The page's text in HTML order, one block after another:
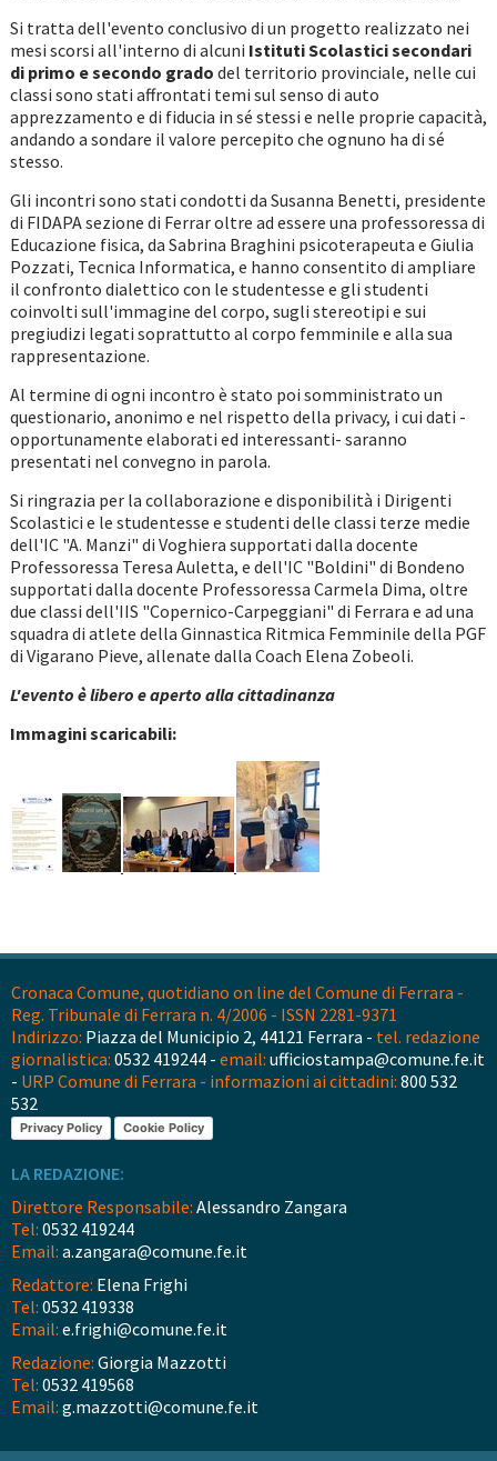
Si tratta dell'evento conclusivo di un progetto realizzato nei
mesi scorsi all'interno di alcuni Istituti Scolastici secondari
di primo e secondo grado del territorio provinciale, nelle cui
classi sono stati affrontati temi sul senso di auto
apprezzamento e di fiducia in sé stessi e nelle proprie capacità,
andando a sondare il valore percepito che ognuno ha di sé
stesso.
Gli incontri sono stati condotti da Susanna Benetti, presidente
di FIDAPA sezione di Ferrar oltre ad essere una professoressa di
Educazione fisica, da Sabrina Braghini psicoterapeuta e Giulia
Pozzati, Tecnica Informatica, e hanno consentito di ampliare
il confronto dialettico con le studentesse e gli studenti
coinvolti sull'immagine del corpo, sugli stereotipi e sui
pregiudizi legati soprattutto al corpo femminile e alla sua
rappresentazione.
Al termine di ogni incontro è stato poi somministrato un
questionario, anonimo e nel rispetto della privacy, i cui dati -
opportunamente elaborati ed interessanti- saranno
presentati nel convegno in parola.
Si ringrazia per la collaborazione e disponibilità i Dirigenti
Scolastici e le studentesse e studenti delle classi terze medie
dell'IC "A. Manzi" di Voghiera supportati dalla docente
Professoressa Teresa Auletta, e dell'IC "Boldini" di Bondeno
supportati dalla docente Professoressa Carmela Dima, oltre
due classi dell'IIS "Copernico-Carpeggiani" di Ferrara e ad una
squadra di atlete della Ginnastica Ritmica Femminile della PGF
di Vigarano Pieve, allenate dalla Coach Elena Zobeoli.
L'evento è libero e aperto alla cittadinanza
Immagini scaricabili:
Cronaca Comune, quotidiano on line del Comune di Ferrara -
Reg. Tribunale di Ferrara n. 4/2006 - ISSN 2281-9371
Indirizzo: Piazza del Municipio 2, 44121 Ferrara - tel. redazione
giornalistica: 0532 419244 - email: ufficiostampa@comune.fe.it
- URP Comune di Ferrara - informazioni ai cittadini: 800 532
532
Privacy Policy Cookie Policy
LA REDAZIONE:
Direttore Responsabile: Alessandro Zangara
Tel: 0532 419244
Email: a.zangara@comune.fe.it
Redattore: Elena Frighi
Tel: 0532 419338
Email: e.frighi@comune.fe.it
Redazione: Giorgia Mazzotti
Tel: 0532 419568
Email: g.mazzotti@comune.fe.it